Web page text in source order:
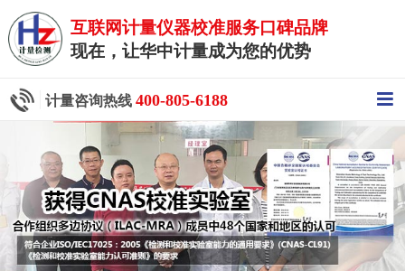
互联网计量仪器校准服务口碑品牌
现在，让华中计量成为您的优势
计量咨询热线 400-805-6188